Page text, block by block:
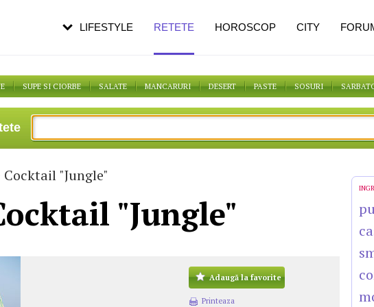
SUPE SI CIORBE SALATE MANCARURI DESERT PASTE SOSURI
Cocktail "Jungle"
"Jungle"
Adaugă la favorite
Printeaza
LIFESTYLE RETETE HOROSCOP CITY